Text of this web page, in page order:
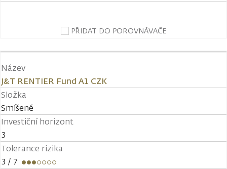
PŘIDAT DO POROVNÁVAČE
Název
J&T RENTIER Fund A1 CZK
Složka
Smíšené
Investiční horizont
3
Tolerance rizika
3 / 7